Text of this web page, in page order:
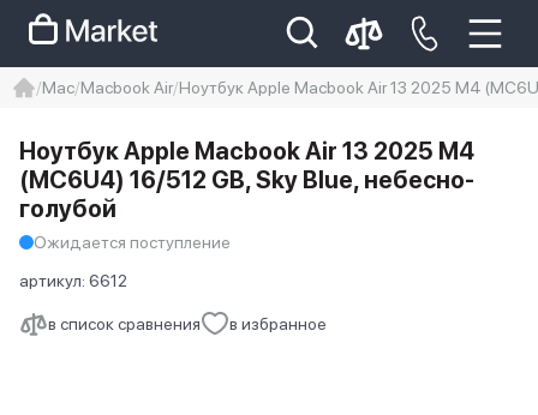
Iphone 14 pro max
айфон 14
Mac Macbook Air Ноутбук Apple Macbook Air 13 2025 M4
в список сравнения в избранное
Ноутбук Apple Macbook Air 13 2025 M4
(MC6U4) 16/512 GB, Sky Blue, небесно-
голубой
Ожидается поступление
артикул: 6612